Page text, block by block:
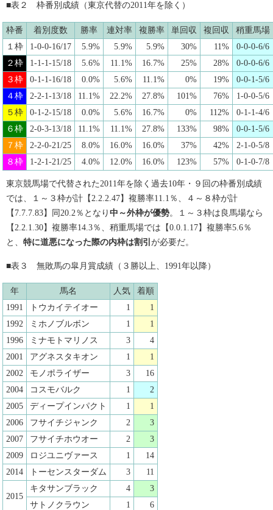
■表２ 枠番別成績（東京代替の2011年を除く）
枠番 着別度数 勝率 連対率 複勝率 単回収 複回収
稍重馬場
１枠
1-0-0-16/17 5.9% 5.9% 5.9% 30% 11%
0-0-0-6/6
２枠
1-1-1-15/18 5.6% 11.1% 16.7% 25% 28%
0-0-0-6/6
３枠
0-1-1-16/18 0.0% 5.6% 11.1% 0% 19%
0-0-1-5/6
４枠
2-2-1-13/18 11.1% 22.2% 27.8% 101% 76%
1-0-0-5/6
５枠
0-1-2-15/18 0.0% 5.6% 16.7% 0% 112%
0-1-1-4/6
６枠
2-0-3-13/18 11.1% 11.1% 27.8% 133% 98%
0-0-1-5/6
７枠
2-2-0-21/25 8.0% 16.0% 16.0% 37% 42%
2-1-0-5/8
８枠
1-2-1-21/25 4.0% 12.0% 16.0% 123% 57% 0-1-0-7/8
東京競馬場で代替された2011年を除く過去10年・９回の枠番別成績
では、１～３枠が計【2.2.2.47】複勝率11.1％、４～８枠が計
【7.7.7.83】同20.2％となり 中～外枠が優勢。１～３枠は良馬場なら
【2.2.1.30】複勝率14.3％、稍重馬場では【0.0.1.17】複勝率5.6％
と、 特に道悪になった際の内枠は割引 が必要だ。
■表３ 無敗馬の皐月賞成績（３勝以上、1991年以降）
年 馬名 人気
着順
1991
トウカイテイオー 1
1
1992
ミホノブルボン 1
1
1996
ミナモトマリノス 3
4
2001
アグネスタキオン 1
1
2002
モノポライザー 3
16
2004
コスモバルク 1
2
2005
ディープインパクト 1
1
2006
フサイチジャンク 2
3
2007
フサイチホウオー 2
3
2009
ロジユニヴァース 1
14
2014
トーセンスターダム 3 11
2015
キタサンブラック 4
3
サトノクラウン
1 6